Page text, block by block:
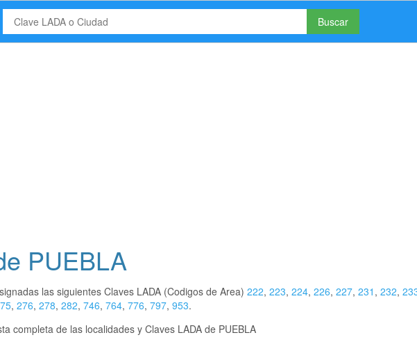
Buscar
PUEBLA
las siguientes Claves LADA (Codigos de Area) 222, 223, 224, 226, 227, 231 , 232,
, 276, 278, 282, 746, 764, 776, 797, 953.
completa de las localidades y Claves LADA de PUEBLA